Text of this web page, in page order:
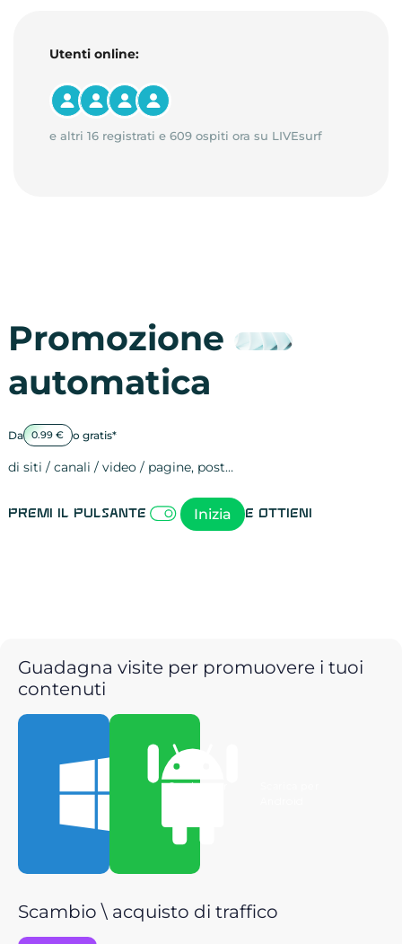
Utenti online:
e altri 16 registrati e 609 ospiti ora su LIVEsurf
Promozione
automatica
Da 0.99 € o gratis*
di siti / canali / video / pagine, post…
Premi il pulsante Inizia e ottieni
Guadagna visite per promuovere i tuoi
contenuti
Scarica per
Scambio \ acquisto di traffico